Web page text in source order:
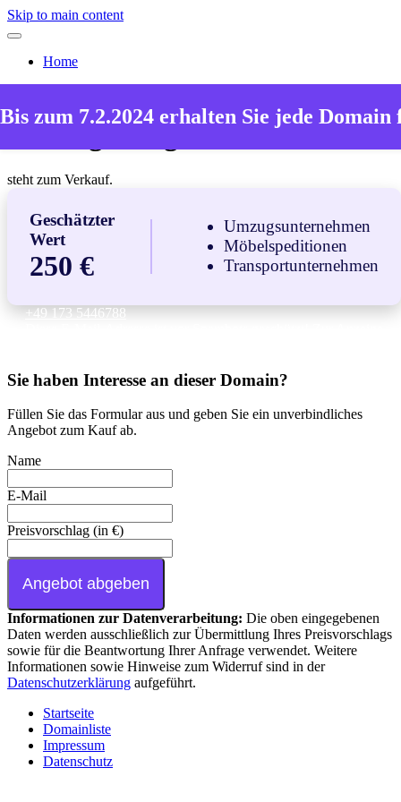
Skip to main content
Home
Bis zum 7.2.2024 erhalten Sie jede
umzuege-langerwehe.de
steht zum Verkauf.
Geschätzter
Wert
250 €
Umzugsunternehmen
Möbelspeditionen
Transportunternehmen
+49 173 5446788
Sie haben Interesse an dieser Domain?
Füllen Sie das Formular aus und geben Sie ein unverbindliches
Angebot zum Kauf ab.
Name
E-Mail
Preisvorschlag (in €)
Angebot abgeben
Informationen zur Datenverarbeitung: Die oben eingegebenen
Daten werden ausschließlich zur Übermittlung Ihres Preisvorschlags
sowie für die Beantwortung Ihrer Anfrage verwendet. Weitere
Informationen sowie Hinweise zum Widerruf sind in der
Datenschutzerklärung aufgeführt.
Startseite
Domainliste
Impressum
Datenschutz